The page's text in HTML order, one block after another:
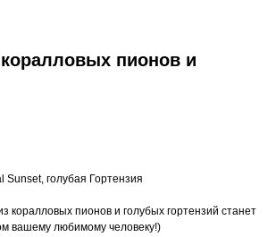
коралловых пионов и
голубая Гортензия
коралловых пионов и голубых гортензий станет
вашему любимому человеку!)